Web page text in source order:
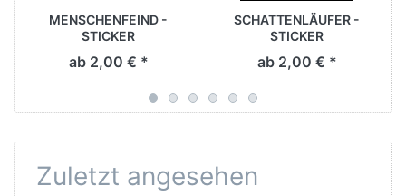
MENSCHENFEIND -
STICKER
ab 2,00 € *
SCHATTENLÄUFER -
STICKER
ab 2,00 € *
Zuletzt angesehen